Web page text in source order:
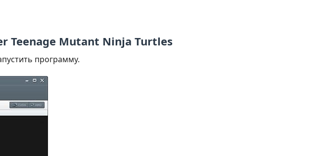
Teenage Mutant Ninja Turtles
программу.